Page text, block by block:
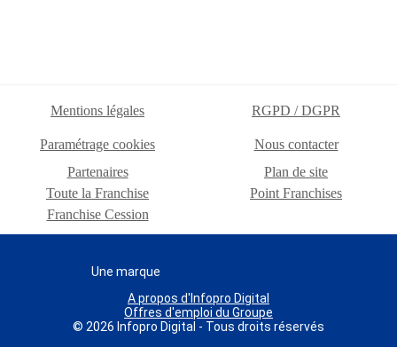
Mentions légales RGPD / DGPR
Paramétrage cookies
Nous contacter
Partenaires
Plan de site
Toute la Franchise
Point Franchises
Franchise Cession
Une marque
A propos d'Infopro Digital
Offres d'emploi du Groupe
© 2026 Infopro Digital - Tous droits réservés